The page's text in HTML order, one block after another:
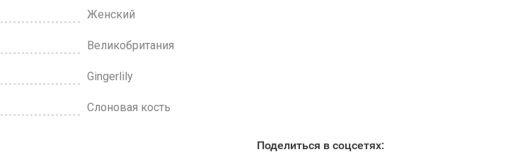
Женский
Великобритания
Gingerlily
Слоновая кость
Поделиться в соцсетях: